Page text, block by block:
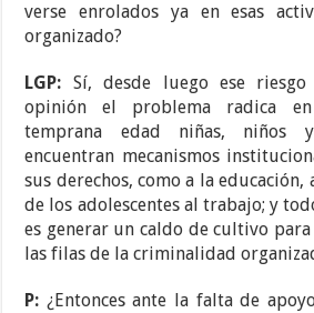
verse enrolados ya en esas
organizado?
LGP: Sí, desde luego ese
opinión el problema radica
temprana edad niñas, niños
encuentran mecanismos
sus derechos, como a la educación,
de los adolescentes al trabajo; y
es generar un caldo de cultivo
las filas de la criminalidad
P: ¿Entonces ante la falta de